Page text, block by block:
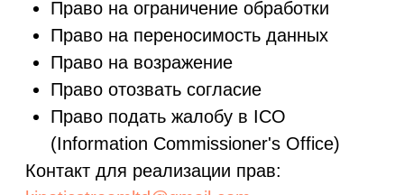
Великобритании.